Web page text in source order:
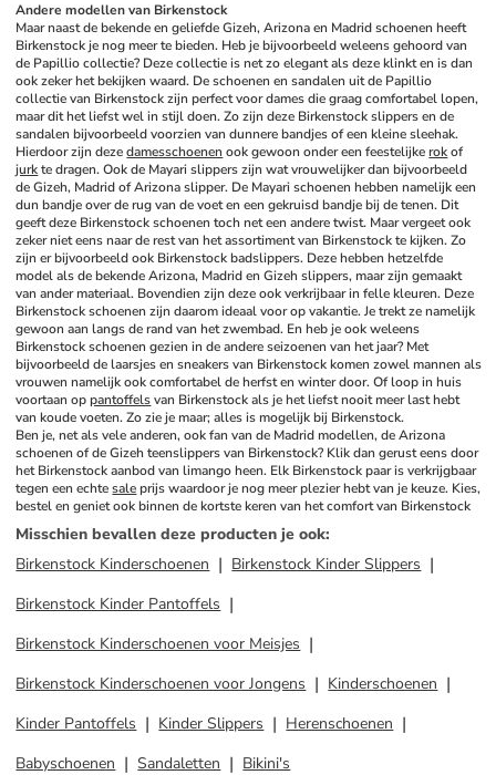
Andere modellen van Birkenstock
Maar naast de bekende en geliefde Gizeh, Arizona en Madrid schoenen heeft
Birkenstock je nog meer te bieden. Heb je bijvoorbeeld weleens gehoord van
de Papillio collectie? Deze collectie is net zo elegant als deze klinkt en is dan
ook zeker het bekijken waard. De schoenen en sandalen uit de Papillio
collectie van Birkenstock zijn perfect voor dames die graag comfortabel lopen,
maar dit het liefst wel in stijl doen. Zo zijn deze Birkenstock slippers en de
sandalen bijvoorbeeld voorzien van dunnere bandjes of een kleine sleehak.
Hierdoor zijn deze damesschoenen ook gewoon onder een feestelijke rok
of
jurk te dragen. Ook de Mayari slippers zijn wat vrouwelijker dan bijvoorbeeld
de Gizeh, Madrid of Arizona slipper. De Mayari schoenen hebben namelijk een
dun bandje over de rug van de voet en een gekruisd bandje bij de tenen. Dit
geeft deze Birkenstock schoenen toch net een andere twist. Maar vergeet ook
zeker niet eens naar de rest van het assortiment van Birkenstock te kijken. Zo
zijn er bijvoorbeeld ook Birkenstock badslippers. Deze hebben hetzelfde
model als de bekende Arizona, Madrid en Gizeh slippers, maar zijn gemaakt
van ander materiaal. Bovendien zijn deze ook verkrijbaar in felle kleuren. Deze
Birkenstock schoenen zijn daarom ideaal voor op vakantie. Je trekt ze namelijk
gewoon aan langs de rand van het zwembad. En heb je ook weleens
Birkenstock schoenen gezien in de andere seizoenen van het jaar? Met
bijvoorbeeld de laarsjes en sneakers van Birkenstock komen zowel mannen als
vrouwen namelijk ook comfortabel de herfst en winter door. Of loop in huis
voortaan op pantoffels van Birkenstock als je het liefst nooit meer last hebt
van koude voeten. Zo zie je maar; alles is mogelijk bij Birkenstock.
Ben je, net als vele anderen, ook fan van de Madrid modellen, de Arizona
schoenen of de Gizeh teenslippers van Birkenstock? Klik dan gerust eens door
het Birkenstock aanbod van limango heen. Elk Birkenstock paar is verkrijgbaar
tegen een echte sale prijs waardoor je nog meer plezier hebt van je keuze. Kies,
bestel en geniet ook binnen de kortste keren van het comfort van Birkenstock
Misschien bevallen deze producten je ook:
Birkenstock Kinderschoenen
Birkenstock Kinder Slippers
Birkenstock Kinder Pantoffels
Birkenstock Kinderschoenen voor Meisjes
Birkenstock Kinderschoenen voor Jongens
Kinderschoenen
Kinder Pantoffels
Kinder Slippers
Herenschoenen
Babyschoenen
Sandaletten Bikini's